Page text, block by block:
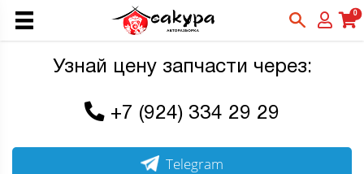
0
Узнай цену запчасти через:
+7 (924) 334 29 29
Telegram